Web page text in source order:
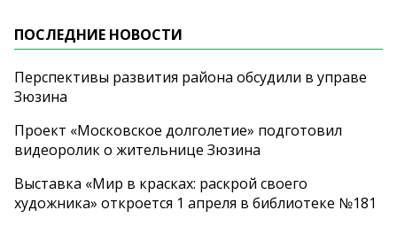
ПОСЛЕДНИЕ НОВОСТИ
Перспективы развития района обсудили в управе
Зюзина
Проект «Московское долголетие» подготовил
видеоролик о жительнице Зюзина
Выставка «Мир в красках: раскрой своего
художника» откроется 1 апреля в библиотеке №181